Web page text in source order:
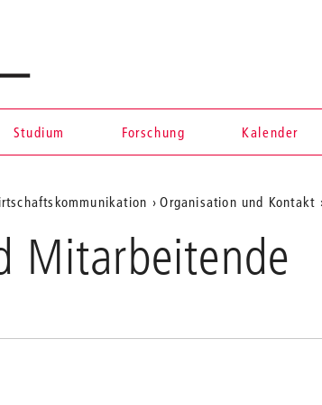
Studium Forschung Kalender
Organisation und Kontakt
Mitarbeitende